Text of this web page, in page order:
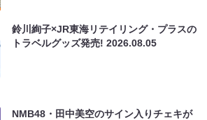
鈴川絢子×JR東海リテイリング・プラスの
トラベルグッズ発売!2026.08.05
NMB48・田中美空のサイン入りチェキが